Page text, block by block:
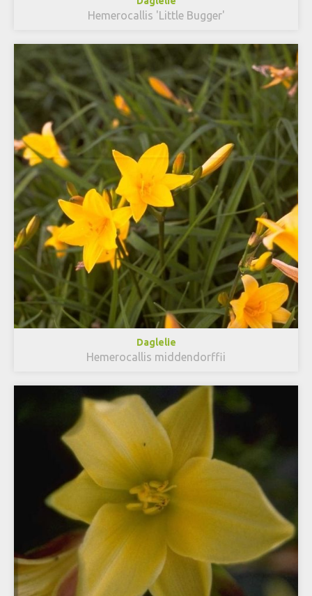
Hemerocallis 'Little Bugger'
Daglelie
Hemerocallis middendorffii